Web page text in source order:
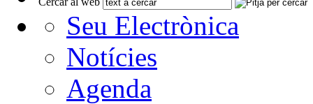
Seu Electrònica
Notícies
Agenda